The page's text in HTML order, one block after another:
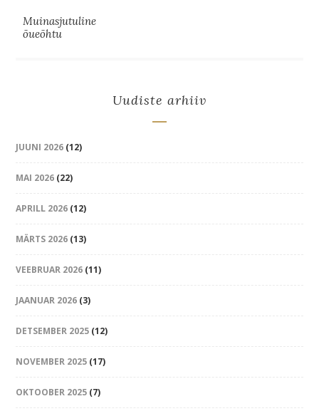
Muinasjutuline
õueõhtu
Uudiste arhiiv
JUUNI 2026 (12)
MAI 2026 (22)
APRILL 2026 (12)
MÄRTS 2026 (13)
VEEBRUAR 2026 (11)
JAANUAR 2026 (3)
DETSEMBER 2025 (12)
NOVEMBER 2025 (17)
OKTOOBER 2025 (7)